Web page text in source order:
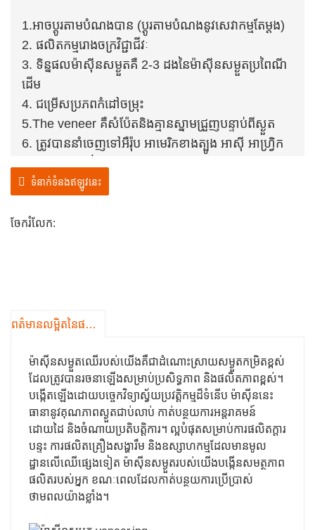
1.អាចប្ដូរតាមបំណងបាន (ប្ដូរតាមបំណងនូវសេវាកម្មតែម្តង)
2. ផលិតកម្មរោងចក្រវិជ្ជាជីវៈ
3. ទិន្នផលម៉ាស៊ីនសម្ងួតគឺ 2-3 ដងនៃម៉ាស៊ីនសម្ងួតប្រពៃណី
ដើម
4. ជម្រើសប្រភពកំដៅចម្រុះ
5.The veneer គឺសំប៉ែតនិងគ្មានស្នាមជ្រួញបន្ទាប់ពីស្ងួត
6. ត្រូវបាននាំចេញទៅអឺរ៉ុប អាមេរិកខាងត្បូង អាស៊ី អាហ្រ្វិក
ស្តែង
ទំនាក់ទំនងឥឡូវនេះ
ចែករំលែក:
ព​ត៌​មាន​លម្អិត​នៃ​ផលិតផល
ម៉ាស៊ីនសម្ងួតឈើរបស់យើងគឺជាដំណោះស្រាយសម្ងួតកម្រិតខ្ពស់
ដែលត្រូវបានរចនាឡើងសម្រាប់ប្រសិទ្ធភាព និងផលិតភាពខ្ពស់។
បង្កើតឡើងដោយបច្ចេកវិទ្យាស្វ័យប្រវត្តិកម្មដ៏ទំនើប ម៉ាស៊ីននេះ
ធានានូវគុណភាពស្ងួតជាប់លាប់ កាត់បន្ថយការអន្តរាគមន៍
ដោយដៃ និងចំណាយប្រតិបត្តិការ។ ល្អបំផុតសម្រាប់ការផលិតក្តារ
បន្ទះ ការផលិតគ្រឿងសង្ហារឹម និងឧស្សាហកម្មដែលមានមូល
ដ្ឋានលើឈើផ្សេងទៀត ម៉ាស៊ីនសម្ងួតរបស់យើងបង្កើនសមត្ថភាព
ផលិតរបស់អ្នក ខណៈពេលដែលកាត់បន្ថយការប្រើប្រាស់
ថាមពលយ៉ាងខ្លាំង។